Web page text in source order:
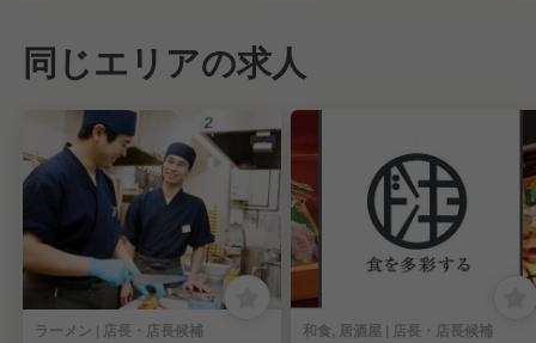
同じエリアの求人
ラーメン | 店長・店長候補 和食, 居酒屋 | 店長・店長候補